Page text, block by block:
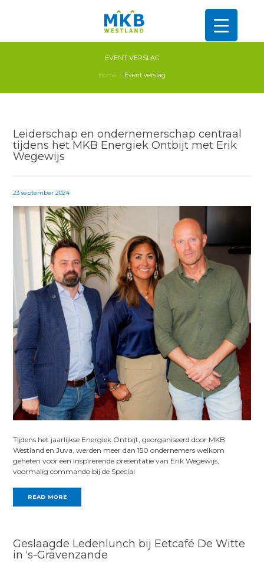
EVENT VERSLAG
Home Event verslag
Leiderschap en ondernemerschap centraal
tijdens het MKB Energiek Ontbijt met Erik
Wegewijs
23 september 2024
Tijdens het jaarlijkse Energiek Ontbijt, georganiseerd door MKB
Westland en Juva, werden meer dan 150 ondernemers welkom
geheten voor een inspirerende presentatie van Erik Wegewijs,
voormalig commando bij de Special
READ MORE
Geslaagde Ledenlunch bij Eetcafé De Witte
in ‘s-Gravenzande